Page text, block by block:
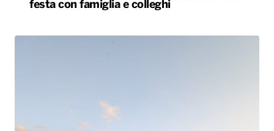
festa con famiglia e colleghi